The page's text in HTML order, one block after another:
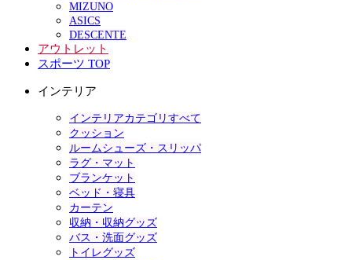
MIZUNO
ASICS
DESCENTE
アウトレット
スポーツ TOP
インテリア
インテリアカテゴリすべて
クッション
ルームシューズ・スリッパ
ラグ・マット
ブランケット
ベッド・寝具
カーテン
収納・収納グッズ
バス・洗面グッズ
トイレグッズ